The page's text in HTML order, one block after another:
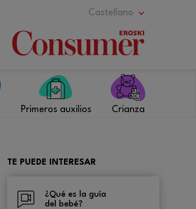
Castellano
Primeros auxilios Crianza
TE PUEDE INTERESAR
¿Qué es la guía
del bebé?